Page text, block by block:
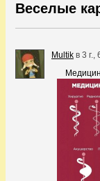
Веселые
Multik в 3 г.,